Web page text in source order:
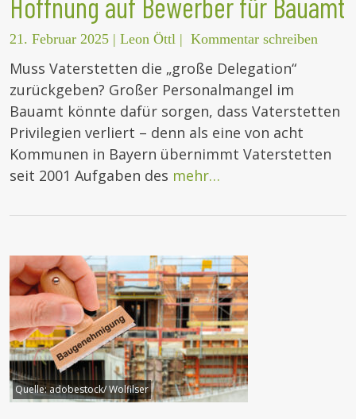
Hoffnung auf Bewerber für Bauamt
21. Februar 2025 | Leon Öttl | Kommentar schreiben
Muss Vaterstetten die „große Delegation“
zurückgeben? Großer Personalmangel im
Bauamt könnte dafür sorgen, dass Vaterstetten
Privilegien verliert – denn als eine von acht
Kommunen in Bayern übernimmt Vaterstetten
seit 2001 Aufgaben des mehr…
Quelle:adobestock/ Wolfilser